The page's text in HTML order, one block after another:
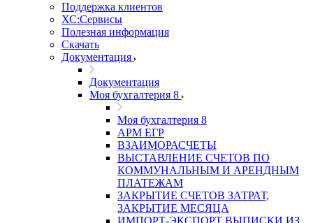
Поддержка клиентов
ХС:Сервисы
Полезная информация
Скачать
Документация
Документация
Моя бухгалтерия 8
Моя бухгалтерия 8
АРМ ЕГР
ВЗАИМОРАСЧЕТЫ
ВЫСТАВЛЕНИЕ СЧЕТОВ ПО
КОММУНАЛЬНЫМ И АРЕНДНЫМ
ПЛАТЕЖАМ
ЗАКРЫТИЕ СЧЕТОВ ЗАТРАТ,
ЗАКРЫТИЕ МЕСЯЦА
ИМПОРТ-ЭКСПОРТ ВЫПИСКИ ИЗ